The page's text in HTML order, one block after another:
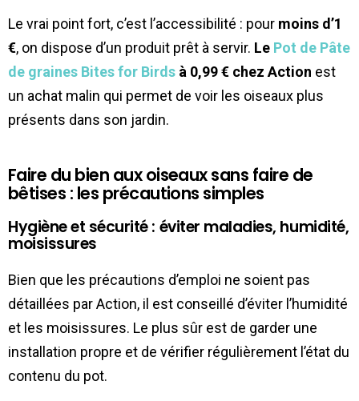
Le vrai point fort, c’est l’accessibilité : pour moins d’1
€, on dispose d’un produit prêt à servir. Le Pot de Pâte
de graines Bites for Birds à 0,99 € chez Action est
un achat malin qui permet de voir les oiseaux plus
présents dans son jardin.
Faire du bien aux oiseaux sans faire de
bêtises : les précautions simples
Hygiène et sécurité : éviter maladies, humidité,
moisissures
Bien que les précautions d’emploi ne soient pas
détaillées par Action, il est conseillé d’éviter l’humidité
et les moisissures. Le plus sûr est de garder une
installation propre et de vérifier régulièrement l’état du
contenu du pot.